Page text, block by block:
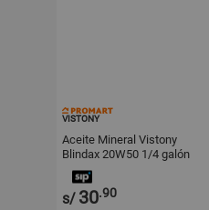
VISTONY
Aceite Mineral Vistony
Blindax 20W50 1/4 galón
s/ 30.90